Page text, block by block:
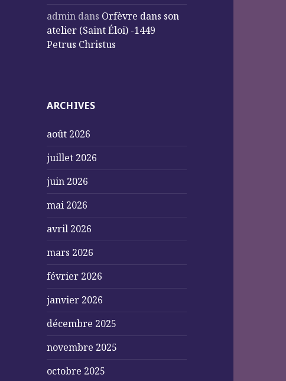
admin dans Orfèvre dans son
atelier (Saint Éloi) -1449
Petrus Christus
ARCHIVES
août 2026
juillet 2026
juin 2026
mai 2026
avril 2026
mars 2026
février 2026
janvier 2026
décembre 2025
novembre 2025
octobre 2025